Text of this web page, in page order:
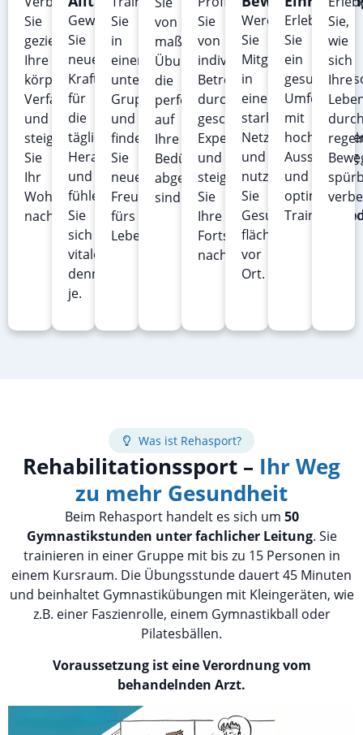
Sie
gezielt
Ihre
körperliche
Verfassung
und
steigern
Sie
Ihr
Wohlbefinden
nachhaltig.
Gewinnen
Sie
neue
Kraft
für
die
täglichen
Herausforderungen
und
fühlen
Sie
sich
vitaler
denn
je.
Sie
in
einer
unterstützenden
Gruppe
und
finden
Sie
neue
Freundschaften
fürs
Leben.
von
maßgeschneiderten
Übungen,
die
perfekt
auf
Ihre
Bedürfnisse
abgestimmt
sind.
Sie
von
individueller
Betreuung
durch
geschulte
Experten
und
steigern
Sie
Ihre
Fortschritte
nachhaltig.
Werden
Sie
Mitglied
in
einem
starken
Netzwerk
und
nutzen
Sie
flächendeckend
vor
Ort.
Erleben
Sie
ein
Umfeld
mit
Ausstattung
und
optimalen
Sie,
wie
sich
Ihre
Was ist Rehasport?
Rehabilitationssport – Ihr Weg
zu mehr Gesundheit
Beim Rehasport handelt es sich um 50
Gymnastikstunden unter fachlicher Leitung. Sie
trainieren in einer Gruppe mit bis zu 15 Personen in
einem Kursraum. Die Übungsstunde dauert 45 Minuten
und beinhaltet Gymnastikübungen mit Kleingeräten, wie
z.B. einer Faszienrolle, einem Gymnastikball oder
Pilatesbällen.
Voraussetzung ist eine Verordnung vom
behandelnden Arzt.